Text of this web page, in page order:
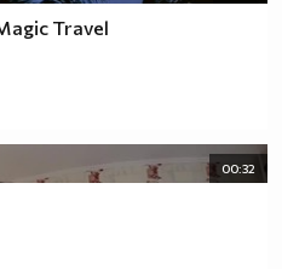
Travel
00:32